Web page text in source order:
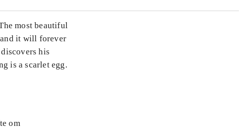
most beautiful
and it will forever
his
is a scarlet egg.
om